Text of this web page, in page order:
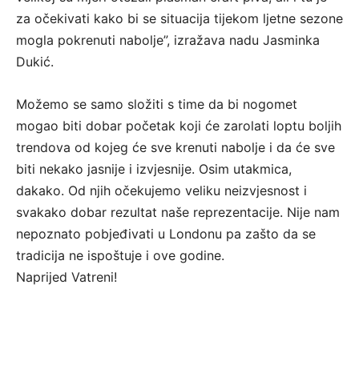
za očekivati kako bi se situacija tijekom ljetne sezone
mogla pokrenuti nabolje”, izražava nadu Jasminka
Dukić.
Možemo se samo složiti s time da bi nogomet
mogao biti dobar početak koji će zarolati loptu boljih
trendova od kojeg će sve krenuti nabolje i da će sve
biti nekako jasnije i izvjesnije. Osim utakmica,
dakako. Od njih očekujemo veliku neizvjesnost i
svakako dobar rezultat naše reprezentacije. Nije nam
nepoznato pobjeđivati u Londonu pa zašto da se
tradicija ne ispoštuje i ove godine.
Naprijed Vatreni!